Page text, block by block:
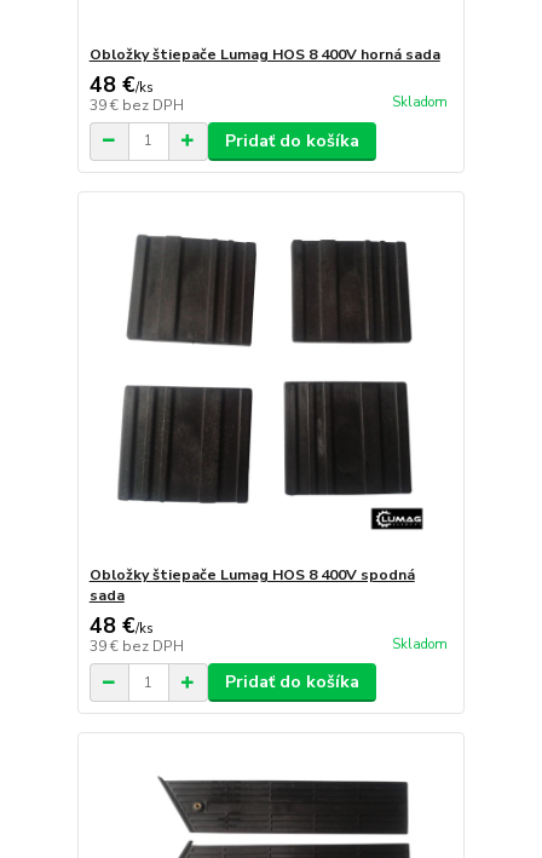
Obložky štiepače Lumag HOS 8 400V horná sada
48 €/ks
39 € bez DPH Skladom
Pridať do košíka
Obložky štiepače Lumag HOS 8 400V spodná
sada
48 €/ks
39 € bez DPH Skladom
Pridať do košíka